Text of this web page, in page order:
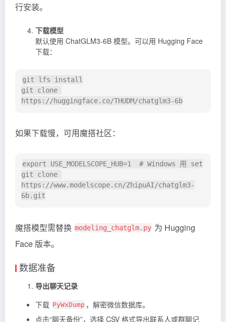
行安装。
下载模型
默认使用 ChatGLM3-6B 模型。可以用 Hugging Face
下载：
git lfs install
git clone
如果下载慢，可用魔搭社区：
export USE_MODELSCOPE_HUB=1  # Windows 用 set
git clone
https://www.modelscope.cn/ZhipuAI/chatglm3-
魔搭模型需替换 modeling_chatglm.py 为 Hugging
Face 版本。
数据准备
导出聊天记录
下载 PyWxDump ，解密微信数据库。
点击“聊天备份”，选择 CSV 格式导出联系人或群聊记